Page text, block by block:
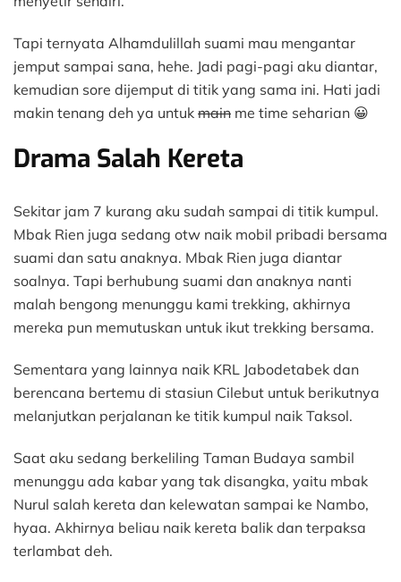
Tapi ternyata Alhamdulillah suami mau mengantar
jemput sampai sana, hehe. Jadi pagi-pagi aku diantar,
kemudian sore dijemput di titik yang sama ini. Hati jadi
makin tenang deh ya untuk main me time seharian 😀
Drama Salah Kereta
Sekitar jam 7 kurang aku sudah sampai di titik kumpul.
Mbak Rien juga sedang otw naik mobil pribadi bersama
suami dan satu anaknya. Mbak Rien juga diantar
soalnya. Tapi berhubung suami dan anaknya nanti
malah bengong menunggu kami trekking, akhirnya
mereka pun memutuskan untuk ikut trekking bersama.
Sementara yang lainnya naik KRL Jabodetabek dan
berencana bertemu di stasiun Cilebut untuk berikutnya
melanjutkan perjalanan ke titik kumpul naik Taksol.
Saat aku sedang berkeliling Taman Budaya sambil
menunggu ada kabar yang tak disangka, yaitu mbak
Nurul salah kereta dan kelewatan sampai ke Nambo,
hyaa. Akhirnya beliau naik kereta balik dan terpaksa
terlambat deh.